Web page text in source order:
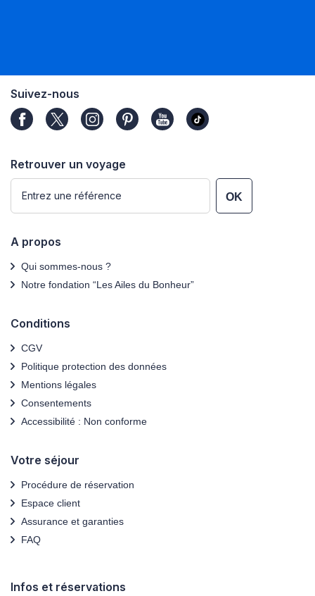
Suivez-nous
Retrouver un voyage
OK
A propos
Qui sommes-nous ?
Notre fondation “Les Ailes du Bonheur”
Conditions
CGV
Politique protection des données
Mentions légales
Consentements
Accessibilité : Non conforme
Votre séjour
Procédure de réservation
Espace client
Assurance et garanties
FAQ
Infos et réservations